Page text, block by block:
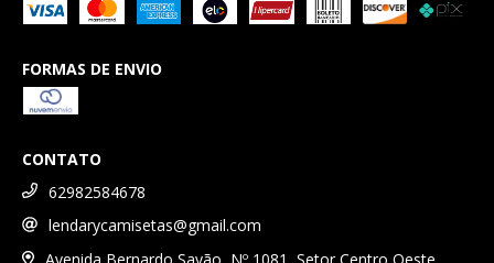
FORMAS DE ENVIO
CONTATO
62982584678
lendarycamisetas@gmail.com